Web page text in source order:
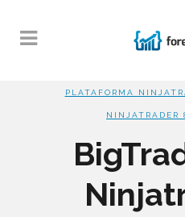
PLATAFORMA
NINJATRADER